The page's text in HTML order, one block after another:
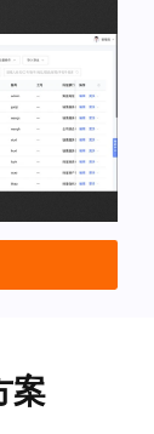
案